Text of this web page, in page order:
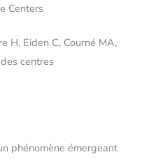
Centers
H, Eiden C, Courné MA,
centres
phénomène émergeant